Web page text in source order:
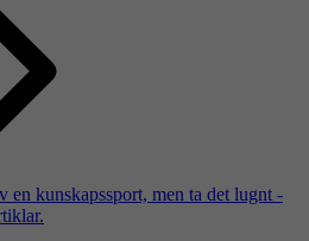
en kunskapssport, men ta det lugnt -